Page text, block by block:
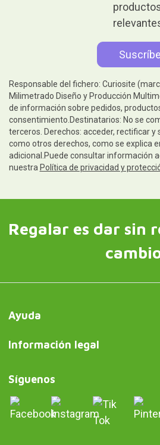
Responsable del fichero: Curiosite
Milimetrado Diseño y Producción
de información sobre pedidos,
consentimiento.Destinatarios: No se
terceros. Derechos: acceder, rectificar y
como otros derechos, como se explica
adicional.Puede consultar información
nuestra Política de privacidad y
Regalar es dar sin
Ayuda
Información legal
Síguenos